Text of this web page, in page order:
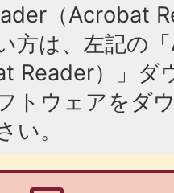
（Acrobat
方は、左記の
Reader）」ダ
トウェアをダ
い。